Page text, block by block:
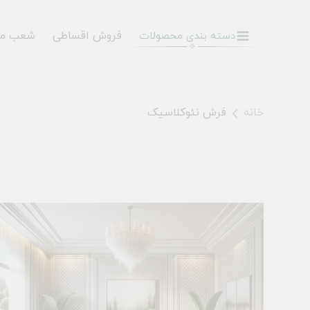
دسته بندی محصولات فروش اقساطی شعب
خانه فرش نئوکلاسیک